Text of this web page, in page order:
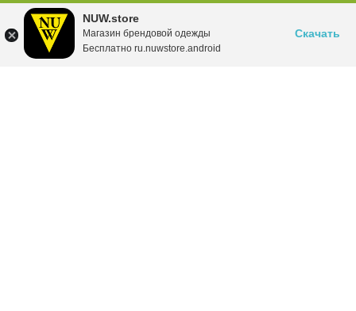
NUW.store
Магазин брендовой одежды
Бесплатно ru.nuwstore.android
Скачать